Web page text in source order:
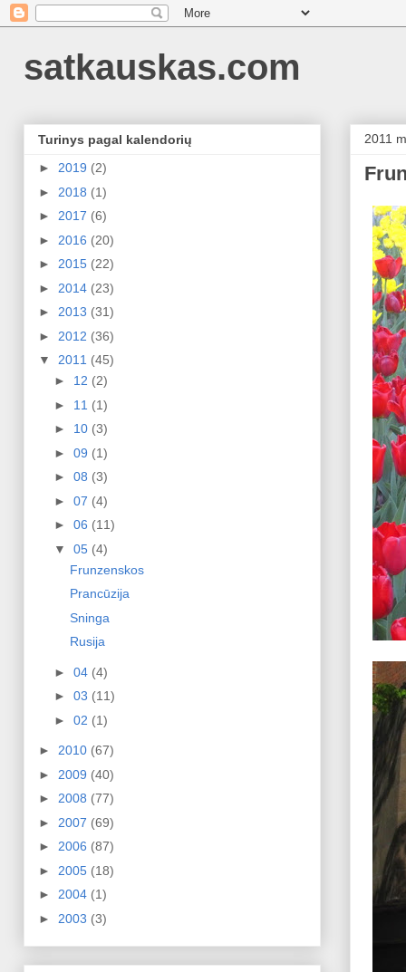
satkauskas.com
2011
Turinys pagal kalendorių
► 2019 (2)
► 2018 (1)
► 2017 (6)
► 2016 (20)
► 2015 (22)
► 2014 (23)
► 2013 (31)
► 2012 (36)
▼ 2011 (45)
► 12 (2)
► 11 (1)
► 10 (3)
► 09 (1)
► 08 (3)
► 07 (4)
► 06 (11)
▼ 05 (4)
Frunzenskos
Prancūzija
Sninga
Rusija
► 04 (4)
► 03 (11)
► 02 (1)
► 2010 (67)
► 2009 (40)
► 2008 (77)
► 2007 (69)
► 2006 (87)
► 2005 (18)
► 2004 (1)
► 2003 (3)